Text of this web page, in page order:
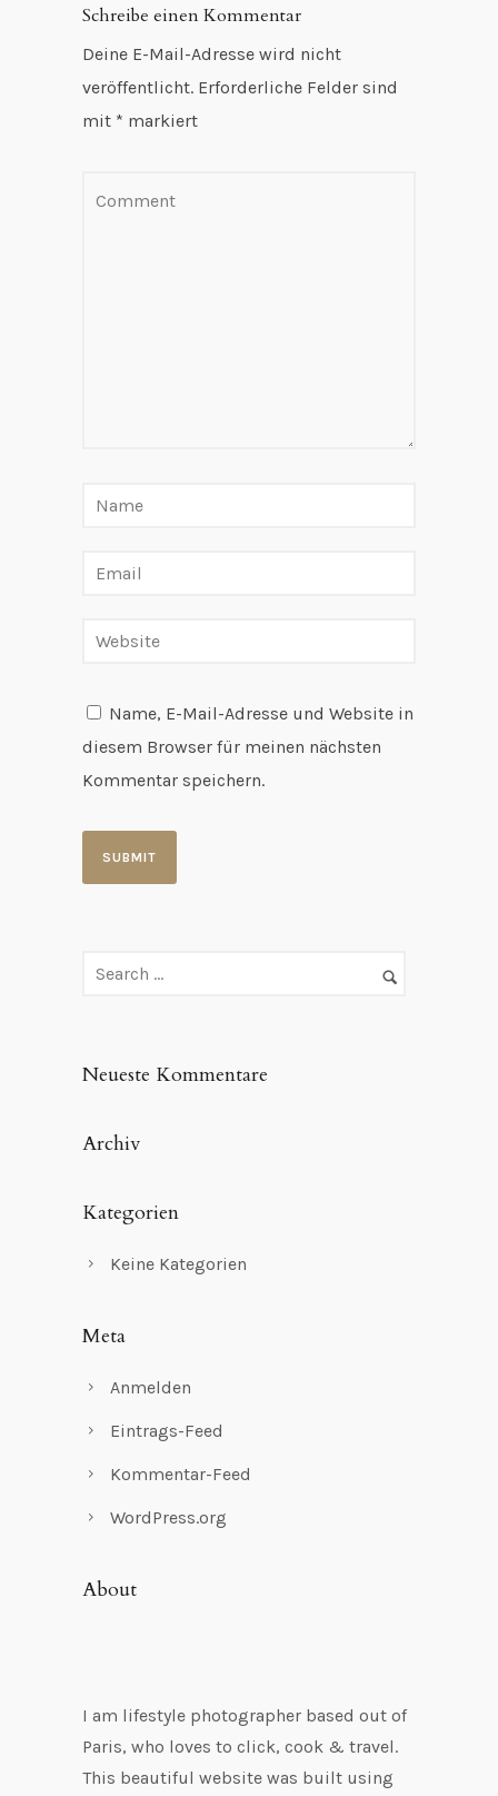
Schreibe einen Kommentar
Deine E-Mail-Adresse wird nicht
veröffentlicht. Erforderliche Felder sind
mit * markiert
Name, E-Mail-Adresse und Website in
diesem Browser für meinen nächsten
Kommentar speichern.
Neueste Kommentare
Archiv
Kategorien
Keine Kategorien
Meta
Anmelden
Eintrags-Feed
Kommentar-Feed
WordPress.org
About
I am lifestyle photographer based out of
Paris, who loves to click, cook & travel.
This beautiful website was built using